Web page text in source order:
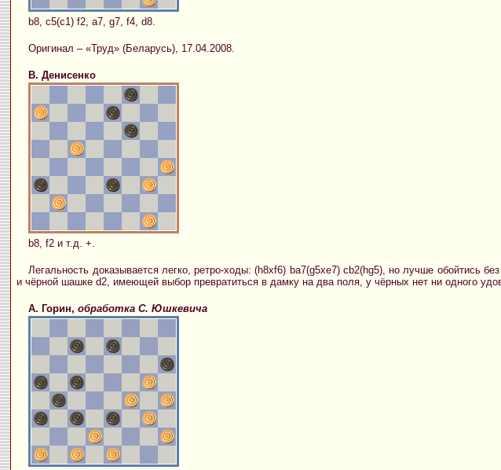
b8, c5(c1) f2, a7, g7, f4, d8.
Оригинал – «Труд» (Беларусь), 17.04.2008.
В. Денисенко
b8, f2 и т.д. +.
Легальность доказывается легко, ретро-ходы: (h8xf6) ba7(g5xe7) cb2(hg5), но лучше обойтись
и чёрной шашке d2, имеющей выбор превратиться в дамку на два поля, у чёрных нет ни одного
А. Горин,обработка С. Юшкевича